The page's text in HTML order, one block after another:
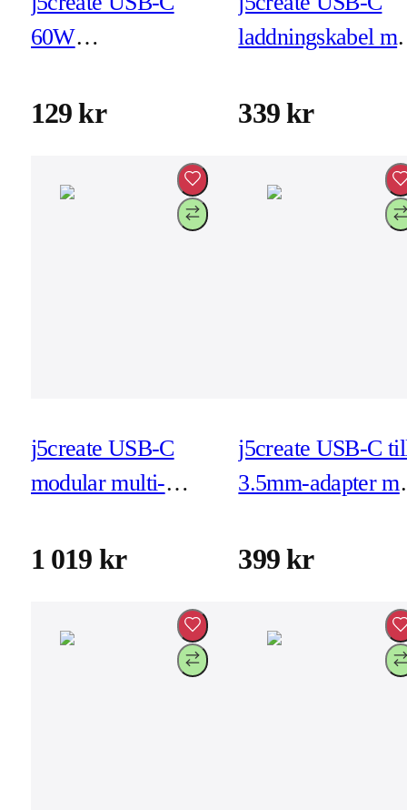
60W
- silikon
129 kr
laddningskabel
(JUCP14)
339 kr
j5create USB-C
modular multi-
(JCD375)
1 019 kr
j5create USB-C
3.5mm-adapter
399 kr